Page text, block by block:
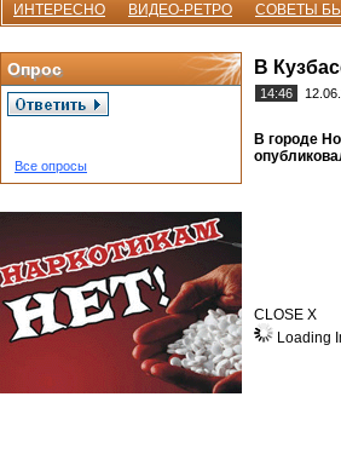
ИНТЕРЕСНО
ВИДЕО-РЕТРО СОВЕТЫ
Опрос
Все опросы
В
14:46
В городе
CLOSE X
Loading